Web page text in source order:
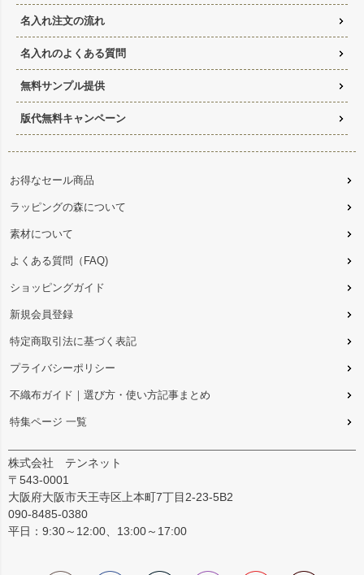
名入れ注文の流れ
名入れのよくある質問
無料サンプル提供
版代無料キャンペーン
お得なセール商品
ラッピングの森について
素材について
よくある質問（FAQ)
ショッピングガイド
新規会員登録
特定商取引法に基づく表記
プライバシーポリシー
不織布ガイド｜選び方・使い方記事まとめ
特集ページ 一覧
株式会社 テンネット
〒543-0001
大阪府大阪市天王寺区上本町7丁目2-23-5B2
090-8485-0380
平日：9:30～12:00、13:00～17:00